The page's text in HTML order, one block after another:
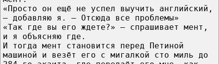
«Просто он ещё не успел выучить английский,
– добавляю я. – Отсюда все проблемы»
«Так где вы его ждете?» – спрашивает мент,
и я объясняю где.
И тогда мент становится перед Петиной
машиной и везёт его с мигалкой сто миль до